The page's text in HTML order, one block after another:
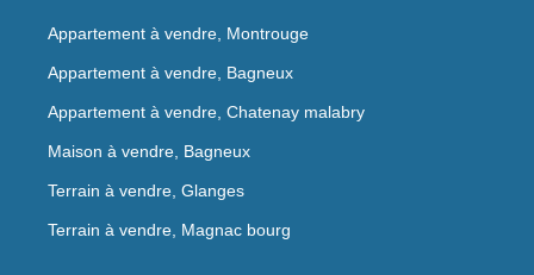
Appartement à vendre, Montrouge
Appartement à vendre, Bagneux
Appartement à vendre, Chatenay malabry
Maison à vendre, Bagneux
Terrain à vendre, Glanges
Terrain à vendre, Magnac bourg